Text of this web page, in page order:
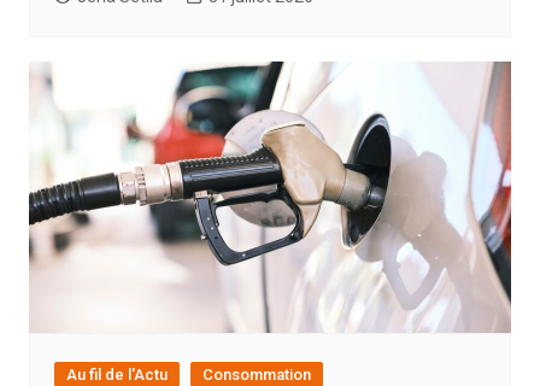
Au fil de l'Actu Consommation